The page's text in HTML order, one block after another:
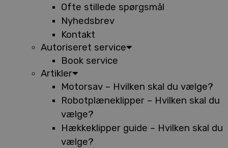
Ofte stillede spørgsmål
Nyhedsbrev
Kontakt
Autoriseret service
Book service
Artikler
Motorsav – Hvilken skal du vælge?
Robotplæneklipper – Hvilken skal du
vælge?
Hækkeklipper guide – Hvilken skal du
vælge?